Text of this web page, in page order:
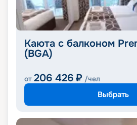
Каюта с балконом
(BGA)
от 206 426 ₽ /чел
Выбрать